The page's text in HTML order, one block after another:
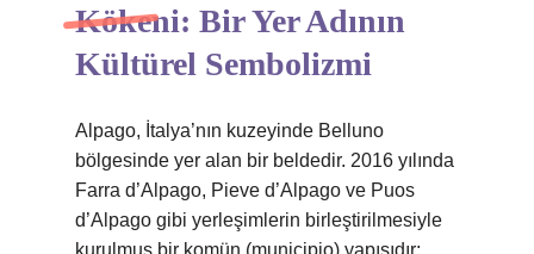
Kökeni: Bir Yer Adının
Kültürel Sembolizmi
Alpago, İtalya’nın kuzeyinde Belluno
bölgesinde yer alan bir beldedir. 2016 yılında
Farra d’Alpago, Pieve d’Alpago ve Puos
d’Alpago gibi yerleşimlerin birleştirilmesiyle
kurulmuş bir komün (municipio) yapısıdır;